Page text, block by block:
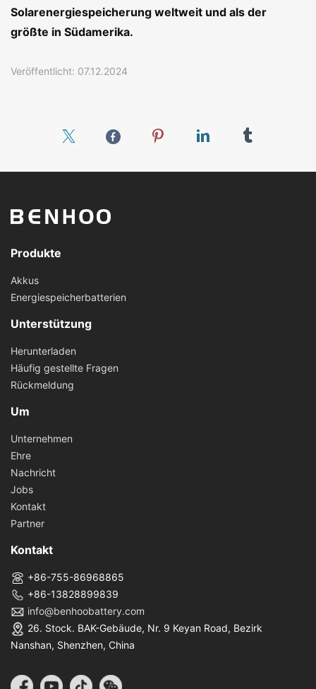
Solarenergiespeicherung weltweit und als der
größte in Südamerika.
Veröffentlicht: 07.12.2024
Produkte
Akkus
Energiespeicherbatterien
Unterstützung
Herunterladen
Häufig gestellte Fragen
Rückmeldung
Um
Unternehmen
Ehre
Nachricht
Jobs
Kontakt
Partner
Kontakt
+86-755-86968865
+86-13828899839
info@benhoobattery.com
26. Stock. BAK-Gebäude, Nr. 9 Keyan Road, Bezirk
Nanshan, Shenzhen, China